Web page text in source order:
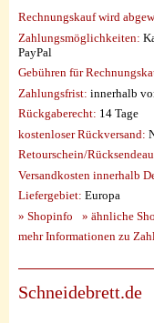
Rechnungskauf wird
Zahlungsmöglichkeiten:
PayPal
Gebühren für
Zahlungsfrist: innerhalb
Rückgaberecht: 14 Tage
kostenloser Rückversand:
Retourschein/
Versandkosten innerhalb
Liefergebiet: Europa
» Shopinfo
» ähnliche
mehr Informationen zu
Schneidebrett.de